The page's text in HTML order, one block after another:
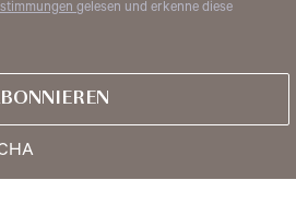
gelesen und erkenne diese